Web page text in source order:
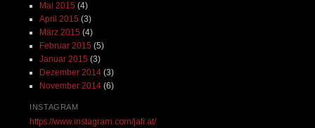
Mai 2015 (4)
April 2015 (3)
März 2015 (4)
Februar 2015 (5)
Januar 2015 (3)
Dezember 2014(3)
November 2014(6)
INSTAGRAM
https://www.instagram.com/jafi.at/